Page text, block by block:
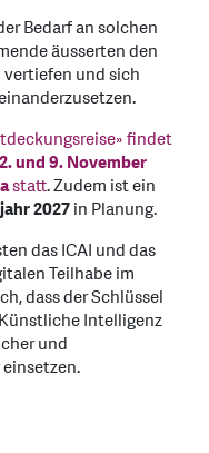
Bedarf an solchen
äusserten den
vertiefen und sich
findet
und 9. November
statt. Zudem ist ein
2027in Planung.
das ICAI und das
Teilhabe im
dass der Schlüssel
Intelligenz
und